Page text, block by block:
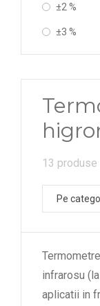
±2 %
±3 %
13 produse
Pe
infrarosu
aplicatii in